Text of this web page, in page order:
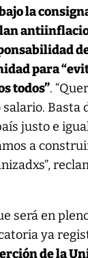
la
para
todos”.
Basta
justo e
a
será en
ya
de la